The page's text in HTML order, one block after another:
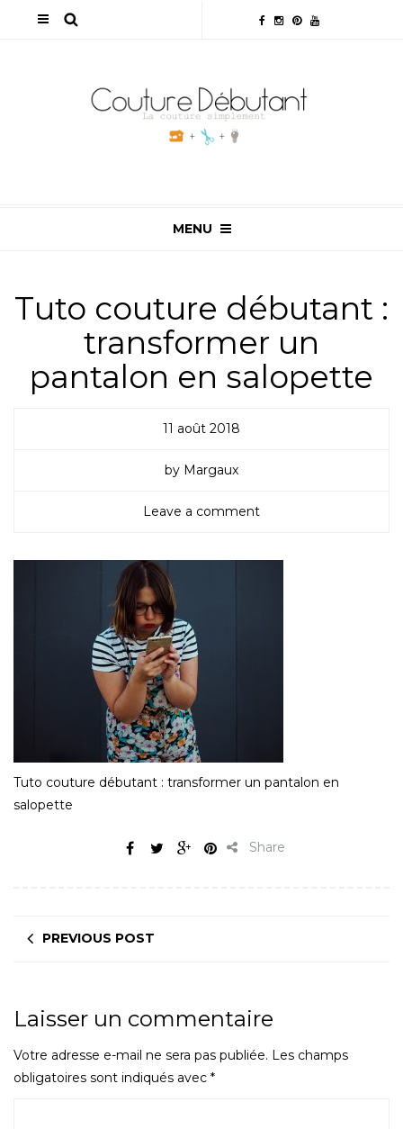
MENU
Tuto couture débutant :
transformer un
pantalon en salopette
11 août 2018
by Margaux
Leave a comment
Tuto couture débutant : transformer un pantalon en
salopette
Share
PREVIOUS POST
Laisser un commentaire
Votre adresse e-mail ne sera pas publiée. Les champs
obligatoires sont indiqués avec *